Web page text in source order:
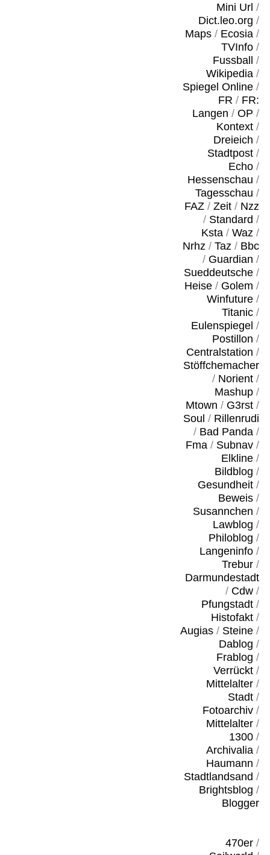
Mini Url /
Dict.leo.org /
Maps/ Ecosia/
TVInfo/
Fussball
/
Wikipedia/
Spiegel Online/
FR / FR:
Langen / OP /
Kontext/
Dreieich /
Stadtpost/
Echo/
Hessenschau /
Tagesschau /
FAZ/ Zeit/ Nzz
/ Standard /
Ksta/ Waz/
Nrhz/ Taz/ Bbc
/ Guardian /
Sueddeutsche/
Heise/ Golem /
Winfuture/
Titanic/
Eulenspiegel /
Postillon /
Centralstation /
Stöffchemacher
/ Norient/
Mashup/
Mtown / G3rst/
Soul / Rillenrudi
/ Bad Panda/
Fma/ Subnav/
Elkline/
Bildblog /
Gesundheit/
Beweis/
Susannchen /
Lawblog /
Philoblog /
Langeninfo/
Trebur/
Darmundestadt
/ Cdw/
Pfungstadt/
Histofakt/
Augias/ Steine/
Dablog /
Frablog /
Verrückt/
Mittelalter/
Stadt/
Fotoarchiv/
Mittelalter/
1300/
Archivalia/
Haumann /
Stadtlandsand /
Brightsblog /
Blogger
470er/